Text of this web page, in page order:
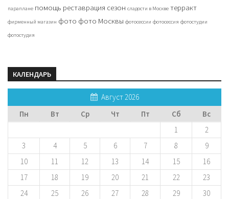
параплане помощь реставрация сезон сладости в Москве терракт
фирменный магазин фото фото Москвы фотосессии фотосессия фотостудии
фотостудия
КАЛЕНДАРЬ
Август 2026
Пн
Вт Ср Чт Пт Сб Вс
1
2
3
4 5 6 7 8
9
10
11 12 13 14 15
16
17
18 19 20 21 22
23
24
25 26 27 28 29
30